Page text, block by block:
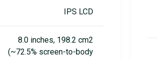
IPS LCD
8.0 inches, 198.2 cm2
(~72.5% screen-to-body